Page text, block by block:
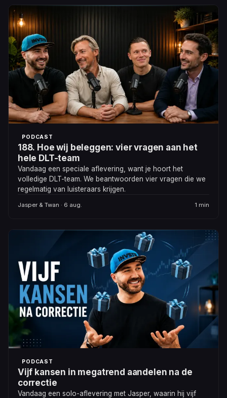
PODCAST
188. Hoe wij beleggen: vier vragen aan het
hele DLT-team
Vandaag een speciale aflevering, want je hoort het
volledige DLT-team. We beantwoorden vier vragen die we
regelmatig van luisteraars krijgen.
Jasper & Twan · 6 aug. 1 min
PODCAST
Vijf kansen in megatrend aandelen na de
correctie
Vandaag een solo-aflevering met Jasper, waarin hij vijf